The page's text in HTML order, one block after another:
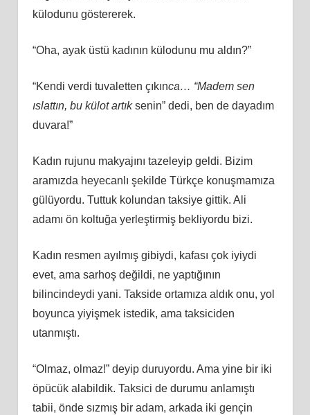
külodunu göstererek.
“Oha, ayak üstü kadının külodunu mu aldın?”
“Kendi verdi tuvaletten çıkınca… “Madem sen
ıslattın, bu külot artıksenin” dedi, ben de dayadım
duvara!”
Kadın rujunu makyajını tazeleyip geldi. Bizim
aramızda heyecanlı şekilde Türkçe konuşmamıza
gülüyordu. Tuttuk kolundan taksiye gittik. Ali
adamı ön koltuğa yerleştirmiş bekliyordu bizi.
Kadın resmen ayılmış gibiydi, kafası çok iyiydi
evet, ama sarhoş değildi, ne yaptığının
bilincindeydi yani. Takside ortamıza aldık onu, yol
boyunca yiyişmek istedik, ama taksiciden
utanmıştı.
“Olmaz, olmaz!” deyip duruyordu. Ama yine bir iki
öpücük alabildik. Taksici de durumu anlamıştı
tabii, önde sızmış bir adam, arkada iki gençin